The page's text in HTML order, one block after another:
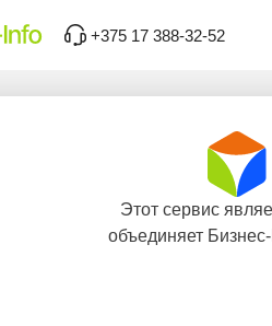
+375 17 388-32-52
Этот сервис
объединяет